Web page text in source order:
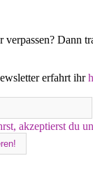
Dann
erfahrt ihr
akzeptierst du